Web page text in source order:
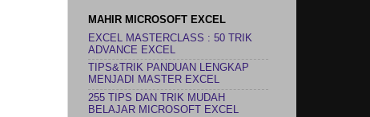
MAHIR MICROSOFT EXCEL
EXCEL MASTERCLASS : 50 TRIK
ADVANCE EXCEL
TIPS&TRIK PANDUAN LENGKAP
MENJADI MASTER EXCEL
255 TIPS DAN TRIK MUDAH
BELAJAR MICROSOFT EXCEL